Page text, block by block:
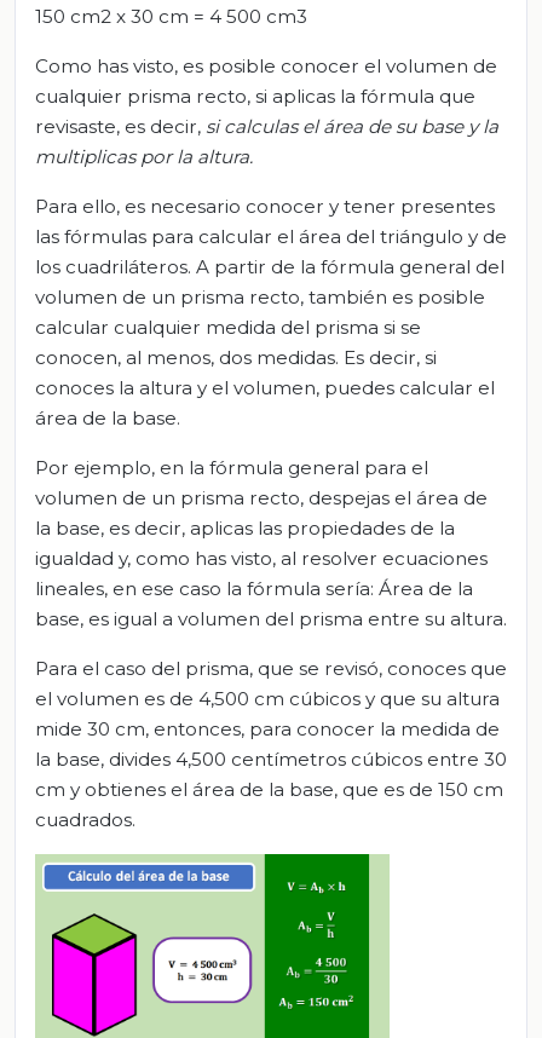
150 cm2 x 30 cm = 4 500 cm3
Como has visto, es posible conocer el volumen de
cualquier prisma recto, si aplicas la fórmula que
revisaste, es decir, si calculas el área de su base y la
multiplicas por la altura.
Para ello, es necesario conocer y tener presentes
las fórmulas para calcular el área del triángulo y de
los cuadriláteros. A partir de la fórmula general del
volumen de un prisma recto, también es posible
calcular cualquier medida del prisma si se
conocen, al menos, dos medidas. Es decir, si
conoces la altura y el volumen, puedes calcular el
área de la base.
Por ejemplo, en la fórmula general para el
volumen de un prisma recto, despejas el área de
la base, es decir, aplicas las propiedades de la
igualdad y, como has visto, al resolver ecuaciones
lineales, en ese caso la fórmula sería: Área de la
base, es igual a volumen del prisma entre su altura.
Para el caso del prisma, que se revisó, conoces que
el volumen es de 4,500 cm cúbicos y que su altura
mide 30 cm, entonces, para conocer la medida de
la base, divides 4,500 centímetros cúbicos entre 30
cm y obtienes el área de la base, que es de 150 cm
cuadrados.